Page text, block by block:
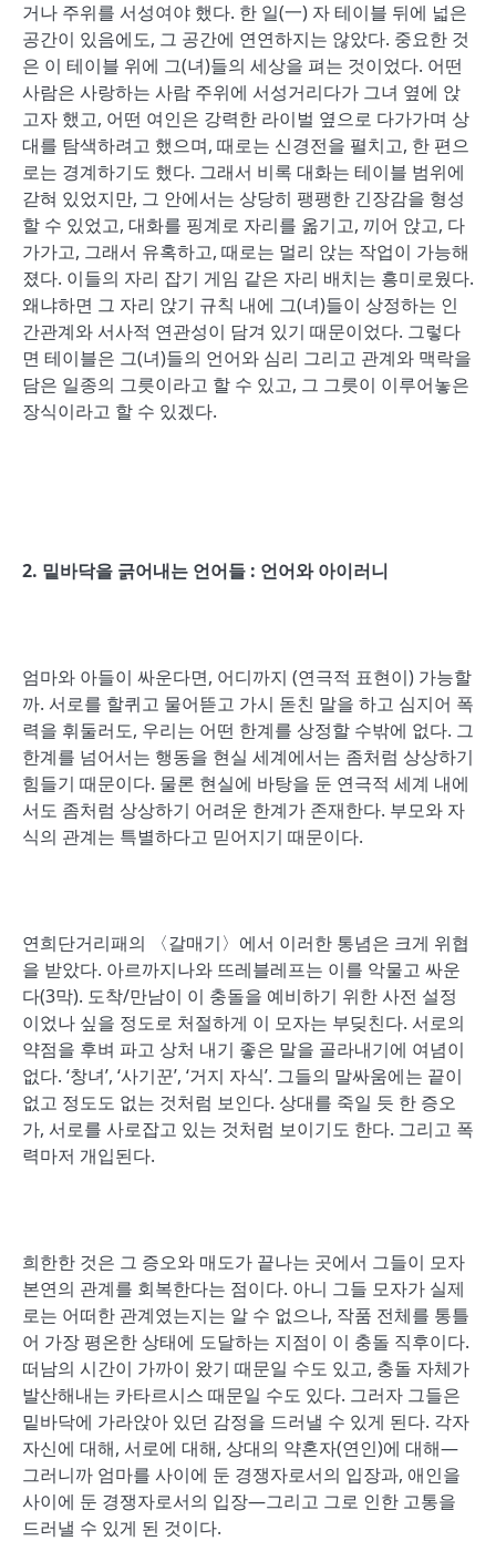
거나 주위를 서성여야 했다. 한 일(一) 자 테이블 뒤에 넓은
공간이 있음에도, 그 공간에 연연하지는 않았다. 중요한 것
은 이 테이블 위에 그(녀)들의 세상을 펴는 것이었다. 어떤
사람은 사랑하는 사람 주위에 서성거리다가 그녀 옆에 앉
고자 했고, 어떤 여인은 강력한 라이벌 옆으로 다가가며 상
대를 탐색하려고 했으며, 때로는 신경전을 펼치고, 한 편으
로는 경계하기도 했다. 그래서 비록 대화는 테이블 범위에
갇혀 있었지만, 그 안에서는 상당히 팽팽한 긴장감을 형성
할 수 있었고, 대화를 핑계로 자리를 옮기고, 끼어 앉고, 다
가가고, 그래서 유혹하고, 때로는 멀리 앉는 작업이 가능해
졌다. 이들의 자리 잡기 게임 같은 자리 배치는 흥미로웠다.
왜냐하면 그 자리 앉기 규칙 내에 그(녀)들이 상정하는 인
간관계와 서사적 연관성이 담겨 있기 때문이었다. 그렇다
면 테이블은 그(녀)들의 언어와 심리 그리고 관계와 맥락을
담은 일종의 그릇이라고 할 수 있고, 그 그릇이 이루어놓은
장식이라고 할 수 있겠다.
2. 밑바닥을 긁어내는 언어들 : 언어와 아이러니
엄마와 아들이 싸운다면, 어디까지 (연극적 표현이) 가능할
까. 서로를 할퀴고 물어뜯고 가시 돋친 말을 하고 심지어 폭
력을 휘둘러도, 우리는 어떤 한계를 상정할 수밖에 없다. 그
한계를 넘어서는 행동을 현실 세계에서는 좀처럼 상상하기
힘들기 때문이다. 물론 현실에 바탕을 둔 연극적 세계 내에
서도 좀처럼 상상하기 어려운 한계가 존재한다. 부모와 자
식의 관계는 특별하다고 믿어지기 때문이다.
연희단거리패의 〈갈매기〉에서 이러한 통념은 크게 위협
을 받았다. 아르까지나와 뜨레블레프는 이를 악물고 싸운
다(3막). 도착/만남이 이 충돌을 예비하기 위한 사전 설정
이었나 싶을 정도로 처절하게 이 모자는 부딪친다. 서로의
약점을 후벼 파고 상처 내기 좋은 말을 골라내기에 여념이
없다. ‘창녀’, ‘사기꾼’, ‘거지 자식’. 그들의 말싸움에는 끝이
없고 정도도 없는 것처럼 보인다. 상대를 죽일 듯 한 증오
가, 서로를 사로잡고 있는 것처럼 보이기도 한다. 그리고 폭
력마저 개입된다.
희한한 것은 그 증오와 매도가 끝나는 곳에서 그들이 모자
본연의 관계를 회복한다는 점이다. 아니 그들 모자가 실제
로는 어떠한 관계였는지는 알 수 없으나, 작품 전체를 통틀
어 가장 평온한 상태에 도달하는 지점이 이 충돌 직후이다.
떠남의 시간이 가까이 왔기 때문일 수도 있고, 충돌 자체가
발산해내는 카타르시스 때문일 수도 있다. 그러자 그들은
밑바닥에 가라앉아 있던 감정을 드러낼 수 있게 된다. 각자
자신에 대해, 서로에 대해, 상대의 약혼자(연인)에 대해―
그러니까 엄마를 사이에 둔 경쟁자로서의 입장과, 애인을
사이에 둔 경쟁자로서의 입장―그리고 그로 인한 고통을
드러낼 수 있게 된 것이다.